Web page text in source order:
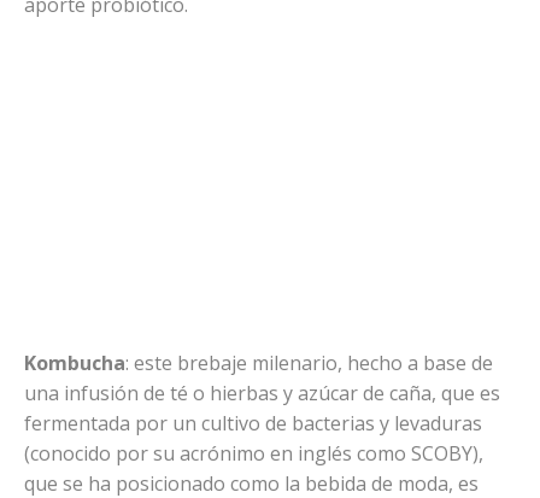
Kombucha: este brebaje milenario, hecho a base de
una infusión de té o hierbas y azúcar de caña, que es
fermentada por un cultivo de bacterias y levaduras
(conocido por su acrónimo en inglés como SCOBY),
que se ha posicionado como la bebida de moda, es